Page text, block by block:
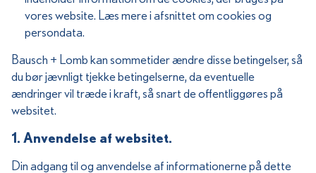
vores website. Læs mere i afsnittet om cookies og
persondata.
Bausch + Lomb kan sommetider ændre disse betingelser, så
du bør jævnligt tjekke betingelserne, da eventuelle
ændringer vil træde i kraft, så snart de offentliggøres på
websitet.
1. Anvendelse af websitet.
Din adgang til og anvendelse af informationerne på dette